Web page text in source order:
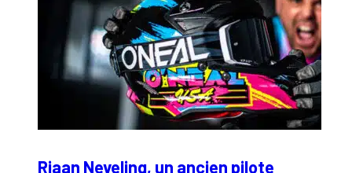
Riaan Neveling, un ancien pilote